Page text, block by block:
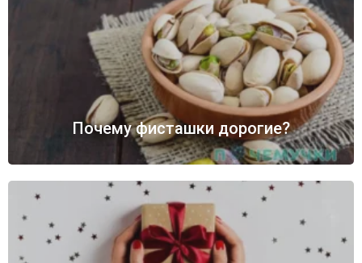
Почему фисташки дорогие?